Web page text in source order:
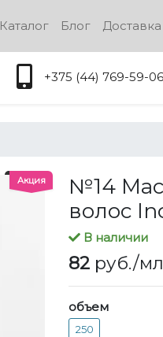
Каталог Блог
+375 (44) 769-59-06
Акция
№14
волос
В наличии
82 руб./мл
объем
250